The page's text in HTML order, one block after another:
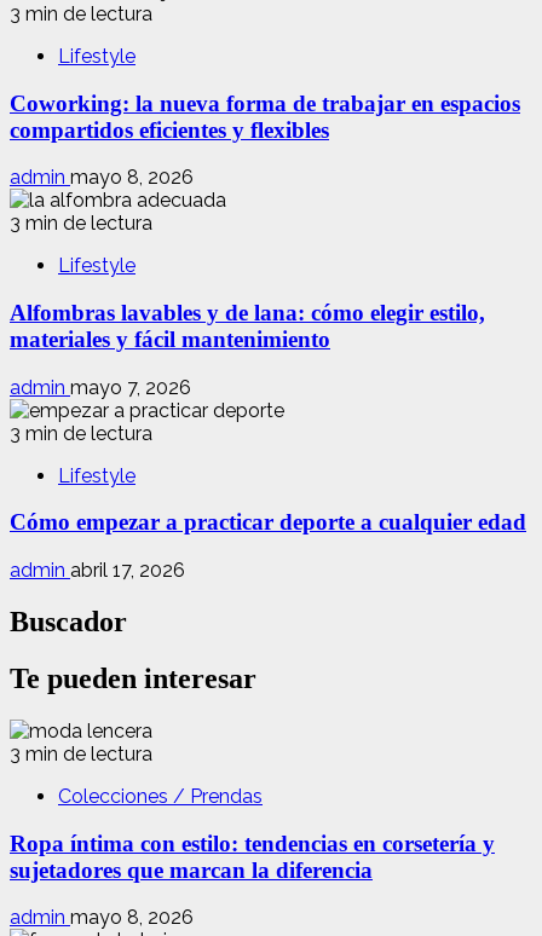
3 min de lectura
Lifestyle
Coworking: la nueva forma de trabajar en espacios
compartidos eficientes y flexibles
admin mayo 8, 2026
3 min de lectura
Lifestyle
Alfombras lavables y de lana: cómo elegir estilo,
materiales y fácil mantenimiento
admin mayo 7, 2026
3 min de lectura
Lifestyle
Cómo empezar a practicar deporte a cualquier edad
admin abril 17, 2026
Buscador
Te pueden interesar
3 min de lectura
Colecciones / Prendas
Ropa íntima con estilo: tendencias en corsetería y
sujetadores que marcan la diferencia
admin mayo 8, 2026